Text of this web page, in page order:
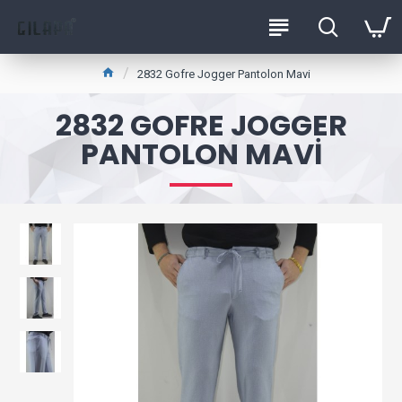
2832 Gofre Jogger Pantolon Mavi
2832 GOFRE JOGGER
PANTOLON MAVI